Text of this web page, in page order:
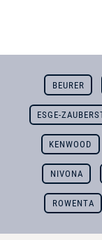
BEURER
ESGE-
KENWOOD
NIVONA
ROWENTA